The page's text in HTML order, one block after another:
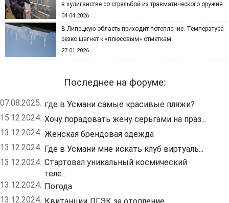
в хулиганстве со стрельбой из травматического оружия.
04.04.2026
В Липецкую область приходит потепление. Температура
резко шагнет к «плюсовым» отметкам.
27.01.2026
Последнее на форуме:
07.08.2025. где в Усмани самые красивые пляжи?
15.12.2024. Хочу порадовать жену серьгами на праз...
13.12.2024. Женская брендовая одежда
13.12.2024. Где в Усмани мне искать клуб виртуаль...
13.12.2024. Стартовал уникальный космический
теле...
13.12.2024. Погода
13.12.2024.